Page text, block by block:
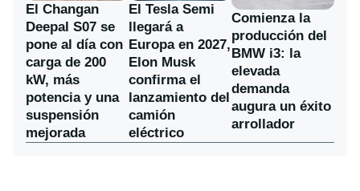
El Changan
Deepal S07 se
pone al día con
carga de 200
kW, más
potencia y una
suspensión
mejorada
El Tesla Semi
llegará a
Europa en 2027,
Elon Musk
confirma el
lanzamiento del
camión
eléctrico
Comienza la
producción del
BMW i3: la
elevada
demanda
augura un éxito
arrollador